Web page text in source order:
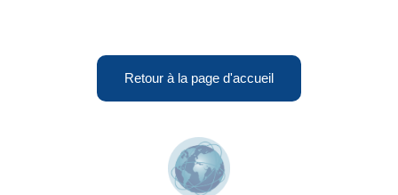
Retour à la page d'accueil